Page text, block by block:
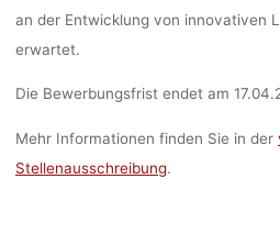
an der Entwicklung von innovativen
erwartet.
Die Bewerbungsfrist endet am
Mehr Informationen finden Sie in der
Stellenausschreibung.